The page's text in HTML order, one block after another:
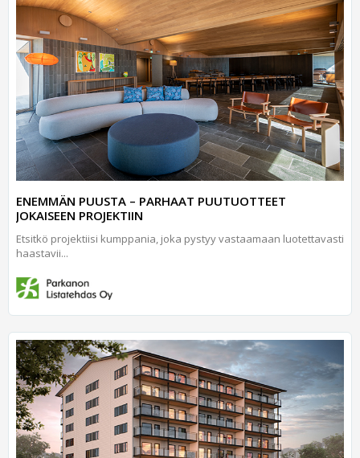
ENEMMÄN PUUSTA – PARHAAT PUUTUOTTEET
JOKAISEEN PROJEKTIIN
Etsitkö projektiisi kumppania, joka pystyy vastaamaan luotettavasti
haastavii...